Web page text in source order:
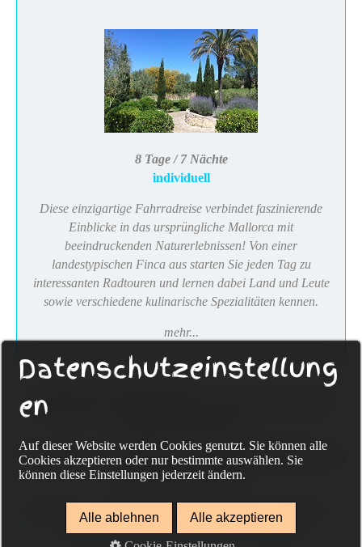
8 Tage / 7 Nächte
individuell
Diese einzigartige Fahrradreise verbindet faszinierende
Einblicke in das ursprüngliche Mallorca mit
beeindruckenden Naturerlebnissen! Von einer
landestypischen Finca aus starten Sie jeden Tag zu
interessanten Radtouren und lernen dabei Land und Leute
sowie verschiedene kulinarische Spezialitäten kennen.
mehr...
Sackmann Fahrradreisen
Tel. +49-(0) 74 33-96 75 322, www.sackmann-fahrradreisen.de,
info@guido-sackmann.de
Datenschutz Impressum Kontakt
individuelle Reisen
Gruppenreisen
Rad und Schiff Reiseschutz
Datenschutzeinstellung
en
Auf dieser Website werden Cookies genutzt. Sie können alle
Cookies akzeptieren oder nur bestimmte auswählen. Sie
können diese Einstellungen jederzeit ändern.
Alle ablehnen Alle akzeptieren